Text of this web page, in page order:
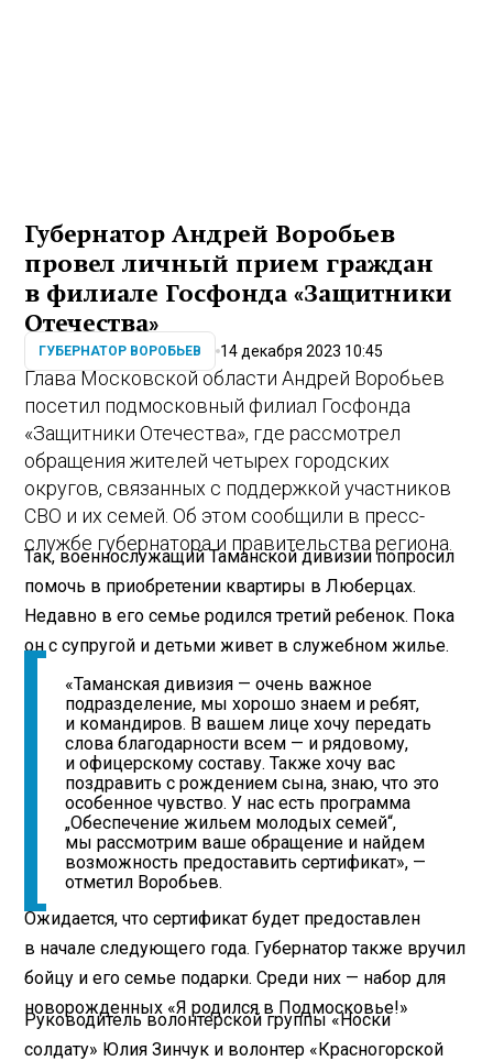
Губернатор Андрей Воробьев
провел личный прием граждан
в филиале Госфонда «Защитники
Отечества»
ГУБЕРНАТОР ВОРОБЬЕВ 14 декабря 2023 10:45
Глава Московской области Андрей Воробьев
посетил подмосковный филиал Госфонда
«Защитники Отечества», где рассмотрел
обращения жителей четырех городских
округов, связанных с поддержкой участников
СВО и их семей. Об этом сообщили в пресс-
службе губернатора и правительства региона.
Так, военнослужащий Таманской дивизии попросил
помочь в приобретении квартиры в Люберцах.
Недавно в его семье родился третий ребенок. Пока
он с супругой и детьми живет в служебном жилье.
«Таманская дивизия — очень важное
подразделение, мы хорошо знаем и ребят,
и командиров. В вашем лице хочу передать
слова благодарности всем — и рядовому,
и офицерскому составу. Также хочу вас
поздравить с рождением сына, знаю, что это
особенное чувство. У нас есть программа
„Обеспечение жильем молодых семей“,
мы рассмотрим ваше обращение и найдем
возможность предоставить сертификат», —
отметил Воробьев.
Ожидается, что сертификат будет предоставлен
в начале следующего года. Губернатор также вручил
бойцу и его семье подарки. Среди них — набор для
новорожденных «Я родился в Подмосковье!»
Руководитель волонтерской группы «Носки
солдату» Юлия Зинчук и волонтер «Красногорской